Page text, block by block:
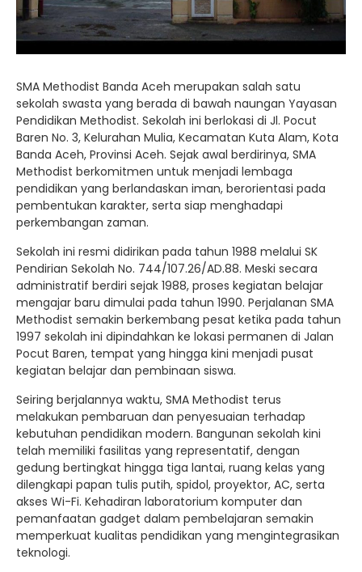
SMA Methodist Banda Aceh merupakan salah satu
sekolah swasta yang berada di bawah naungan Yayasan
Pendidikan Methodist. Sekolah ini berlokasi di Jl. Pocut
Baren No. 3, Kelurahan Mulia, Kecamatan Kuta Alam, Kota
Banda Aceh, Provinsi Aceh. Sejak awal berdirinya, SMA
Methodist berkomitmen untuk menjadi lembaga
pendidikan yang berlandaskan iman, berorientasi pada
pembentukan karakter, serta siap menghadapi
perkembangan zaman.
Sekolah ini resmi didirikan pada tahun 1988 melalui SK
Pendirian Sekolah No. 744/107.26/AD.88. Meski secara
administratif berdiri sejak 1988, proses kegiatan belajar
mengajar baru dimulai pada tahun 1990. Perjalanan SMA
Methodist semakin berkembang pesat ketika pada tahun
1997 sekolah ini dipindahkan ke lokasi permanen di Jalan
Pocut Baren, tempat yang hingga kini menjadi pusat
kegiatan belajar dan pembinaan siswa.
Seiring berjalannya waktu, SMA Methodist terus
melakukan pembaruan dan penyesuaian terhadap
kebutuhan pendidikan modern. Bangunan sekolah kini
telah memiliki fasilitas yang representatif, dengan
gedung bertingkat hingga tiga lantai, ruang kelas yang
dilengkapi papan tulis putih, spidol, proyektor, AC, serta
akses Wi-Fi. Kehadiran laboratorium komputer dan
pemanfaatan gadget dalam pembelajaran semakin
memperkuat kualitas pendidikan yang mengintegrasikan
teknologi.